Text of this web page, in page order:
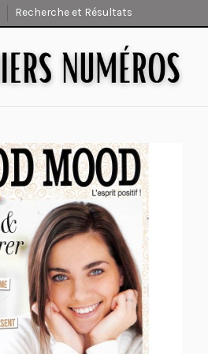
Recherche et Résultats